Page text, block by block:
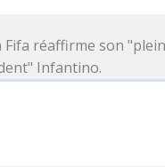
Fifa réaffirme son
Infantino.